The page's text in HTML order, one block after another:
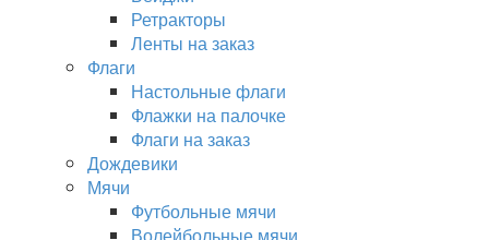
Ретракторы
Ленты на заказ
Флаги
Настольные флаги
Флажки на палочке
Флаги на заказ
Дождевики
Мячи
Футбольные мячи